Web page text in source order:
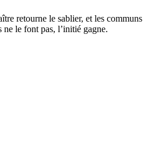
retourne le sablier, et les
ne le font pas, l’initié gagne.